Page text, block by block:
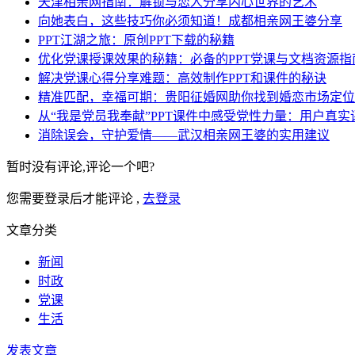
向她表白，这些技巧你必须知道！成都相亲网王婆分享
PPT江湖之旅：原创PPT下载的秘籍
优化党课授课效果的秘籍：必备的PPT党课与文档资源指
解决党课心得分享难题：高效制作PPT和课件的秘诀
精准匹配，幸福可期：贵阳征婚网助你找到婚恋市场定位
从“我是党员我奉献”PPT课件中感受党性力量：用户真实
消除误会，守护爱情——武汉相亲网王婆的实用建议
暂时没有评论,评论一个吧?
您需要登录后才能评论 , 去登录
文章分类
新闻
时政
党课
生活
发表文章